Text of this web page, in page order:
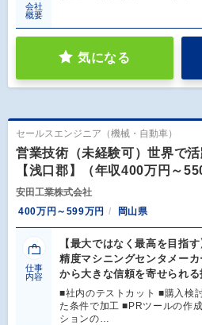
会社
概要
気になる
セールスエンジニア（機械・自動車）
営業技術（未経験可）世界で
【浅口郡】（年収400万円～
安田工業株式会社
400万円～599万円
岡山県
仕事
内容
【最大ではなく最高を目指
精度マシニングセンタメー
から大きな信頼を寄せられ
■社内のテストカット ■購入検
た条件で加工 ■PRツールの作
ションの…